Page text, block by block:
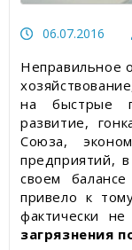
06.07.2016
Неправильное
на быстрые
развитие,
Союза,
предприятий,
своем
привело к
фактически
загрязнения
Статьи об
Видеоновости